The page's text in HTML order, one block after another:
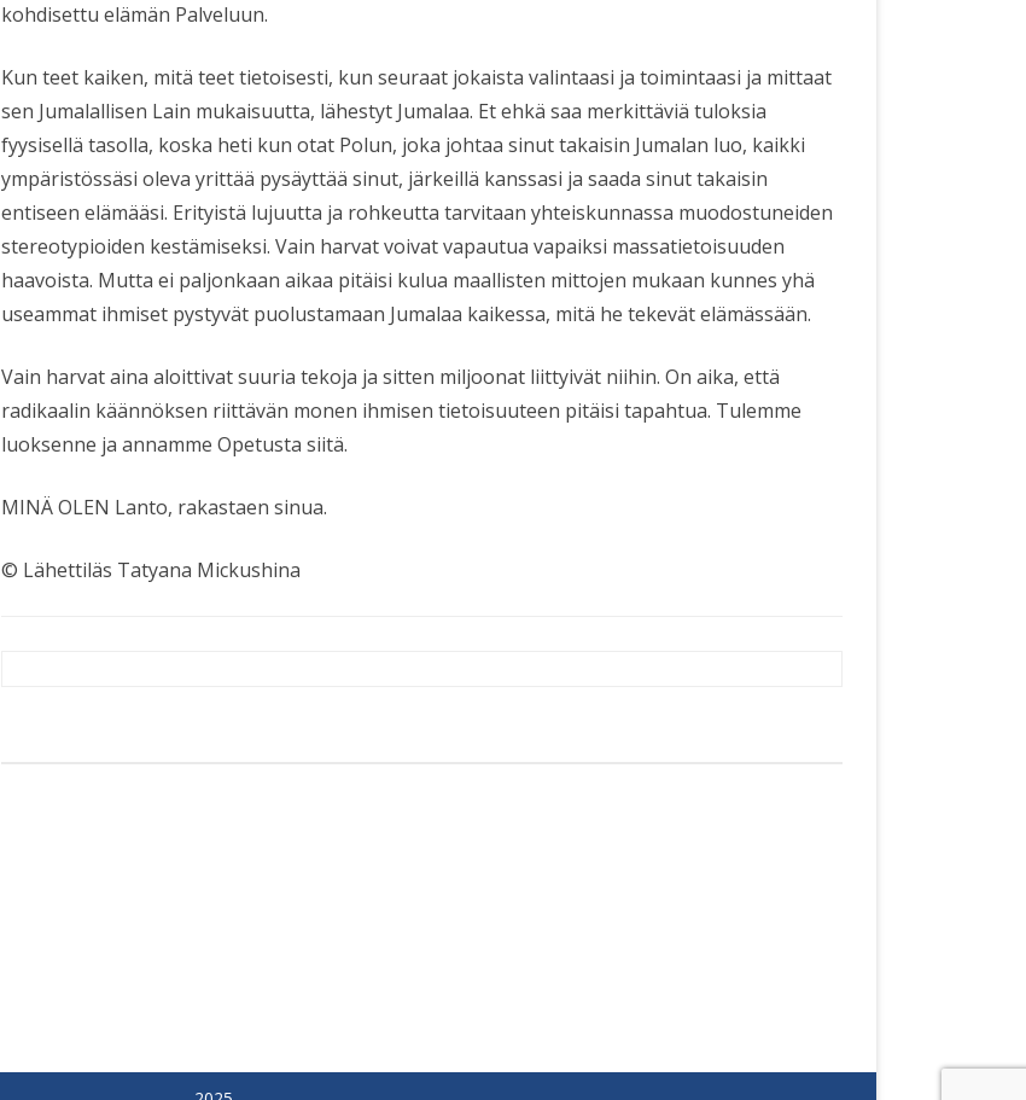
kohdisettu elämän Palveluun.
Kun teet kaiken, mitä teet tietoisesti, kun seuraat jokaista valintaasi ja toimintaasi ja mittaat
sen Jumalallisen Lain mukaisuutta, lähestyt Jumalaa. Et ehkä saa merkittäviä tuloksia
fyysisellä tasolla, koska heti kun otat Polun, joka johtaa sinut takaisin Jumalan luo, kaikki
ympäristössäsi oleva yrittää pysäyttää sinut, järkeillä kanssasi ja saada sinut takaisin
entiseen elämääsi. Erityistä lujuutta ja rohkeutta tarvitaan yhteiskunnassa muodostuneiden
stereotypioiden kestämiseksi. Vain harvat voivat vapautua vapaiksi massatietoisuuden
haavoista. Mutta ei paljonkaan aikaa pitäisi kulua maallisten mittojen mukaan kunnes yhä
useammat ihmiset pystyvät puolustamaan Jumalaa kaikessa, mitä he tekevät elämässään.
Vain harvat aina aloittivat suuria tekoja ja sitten miljoonat liittyivät niihin. On aika, että
radikaalin käännöksen riittävän monen ihmisen tietoisuuteen pitäisi tapahtua. Tulemme
luoksenne ja annamme Opetusta siitä.
MINÄ OLEN Lanto, rakastaen sinua.
© Lähettiläs Tatyana Mickushina